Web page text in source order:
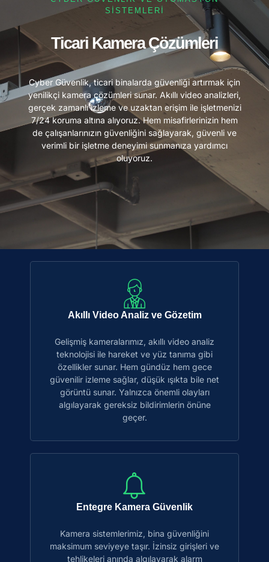
SİSTEMLERİ
Ticari Kamera Çözümleri
Cyber Güvenlik, ticari binalarda güvenliği artırmak için
yenilikçi kamera çözümleri sunar. Akıllı video analizleri,
gerçek zamanlı izleme ve uzaktan erişim ile işletmenizi
7/24 koruma altına alıyoruz. Hem misafirlerinizin hem
de çalışanlarınızın güvenliğini sağlayarak, güvenli ve
verimli bir işletme deneyimi sunmanıza yardımcı
oluyoruz.
Akıllı Video Analiz ve Gözetim
Gelişmiş kameralarımız, akıllı video analiz
teknolojisi ile hareket ve yüz tanıma gibi
özellikler sunar. Hem gündüz hem gece
güvenilir izleme sağlar, düşük ışıkta bile net
görüntü sunar. Yalnızca önemli olayları
algılayarak gereksiz bildirimlerin önüne
geçer.
Entegre Kamera Güvenlik
Kamera sistemlerimiz, bina güvenliğini
maksimum seviyeye taşır. İzinsiz girişleri ve
tehlikeleri anında algılayarak alarm